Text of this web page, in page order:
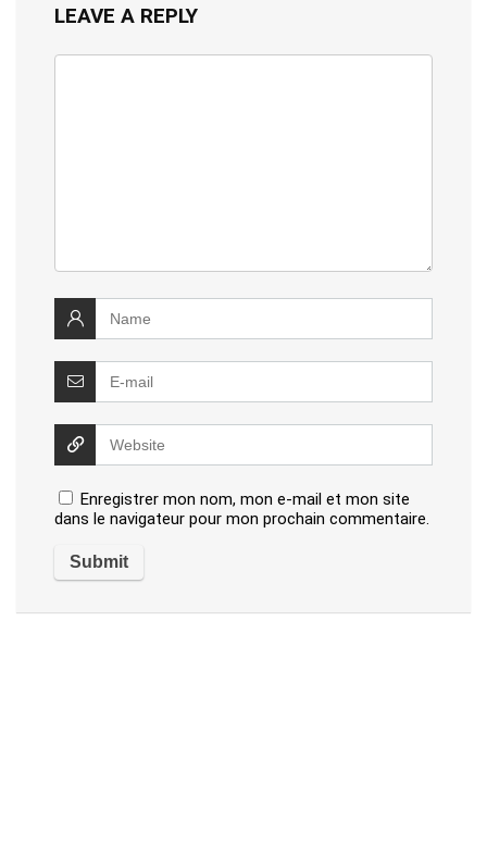
LEAVE A REPLY
Enregistrer mon nom, mon e-mail et mon site
dans le navigateur pour mon prochain commentaire.